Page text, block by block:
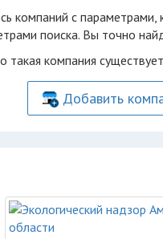
компаний с
поиска. Вы точно
такая компания
Добавить